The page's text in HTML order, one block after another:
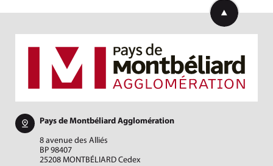
Retourner en
Pays de Montbéliard Agglomération
8 avenue des Alliés
BP 98407
25208 MONTBÉLIARD Cedex